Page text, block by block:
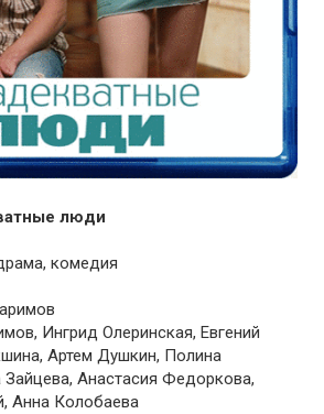
люди
комедия
Ингрид Олеринская, Евгений
Артем Душкин, Полина
Анастасия Федоркова,
Анна Колобаева